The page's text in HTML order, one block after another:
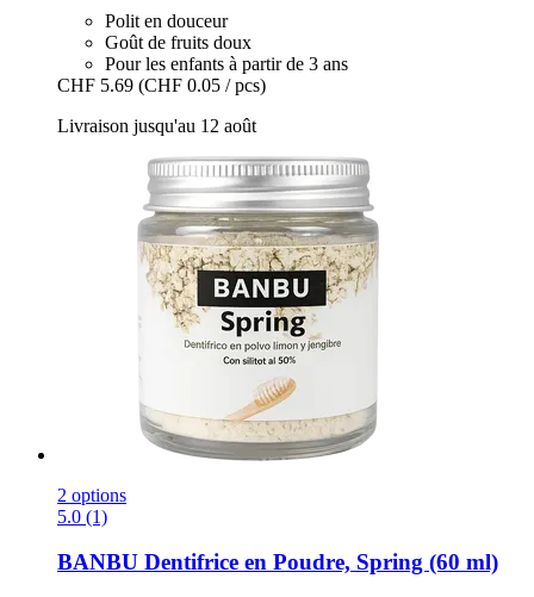
Polit en douceur
Goût de fruits doux
Pour les enfants à partir de 3 ans
CHF 5.69 (CHF 0.05 / pcs)
Livraison jusqu'au 12 août
2 options
5.0 (1)
BANBU Dentifrice en Poudre, Spring (60 ml)